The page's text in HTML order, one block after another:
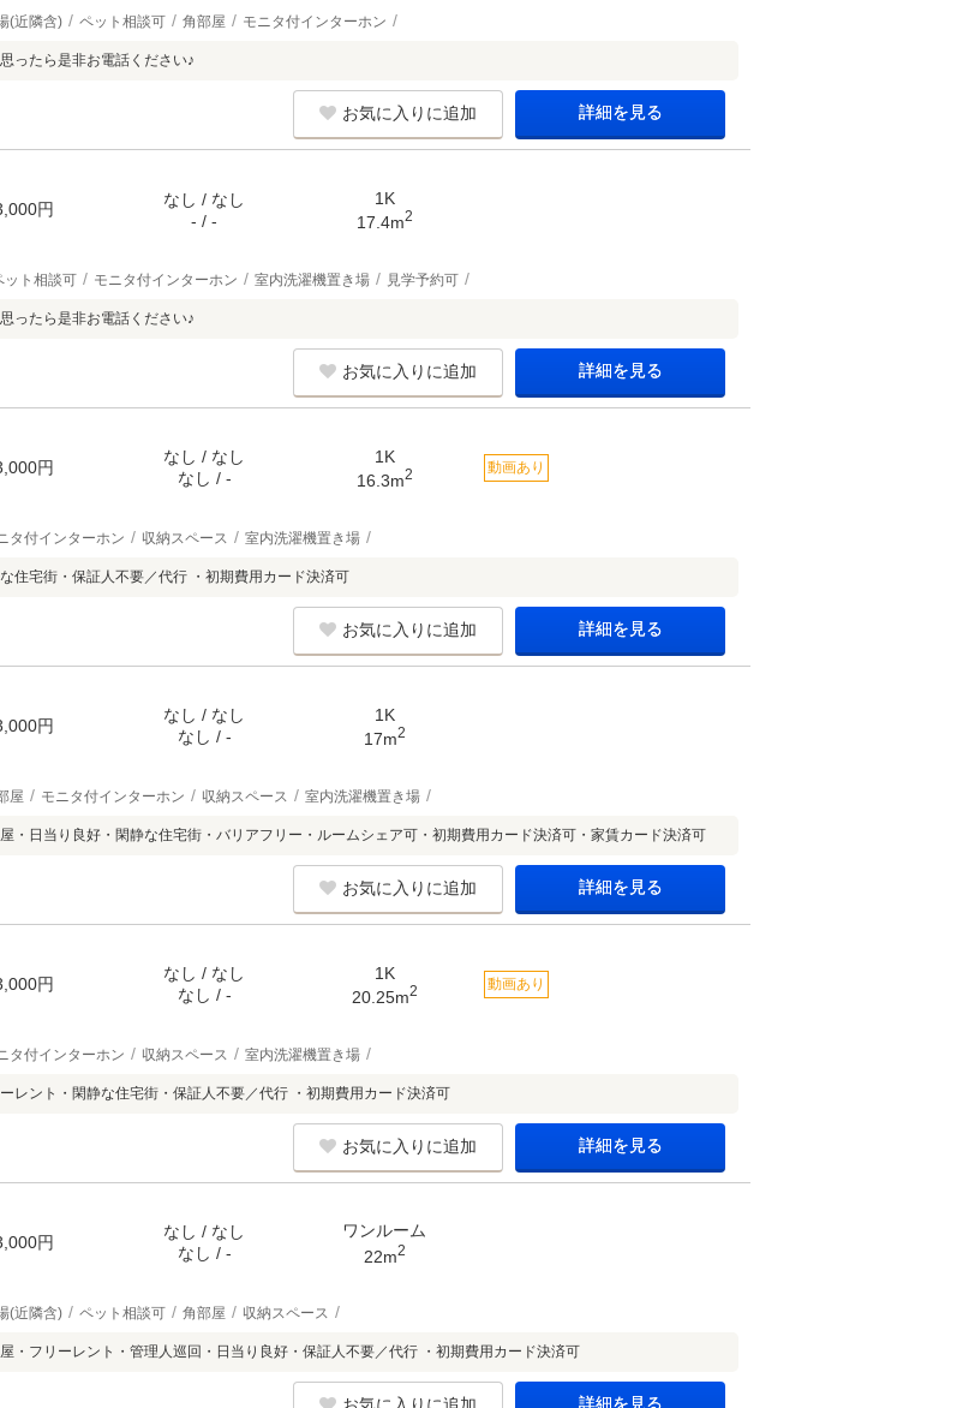
(近隣含) ペット相談可 角部屋 モニタ付インターホン
ったら是非お電話ください♪
お気に入りに追加 詳細を見る
円
なし / なし
- / -
1K
17.4m2
ット相談可 モニタ付インターホン 室内洗濯機置き場 見学予約可
ったら是非お電話ください♪
お気に入りに追加 詳細を見る
円
なし / なし
なし / -
1K
16.3m2 動画あり
タ付インターホン 収納スペース 室内洗濯機置き場
住宅街・保証人不要／代行 ・初期費用カード決済可
お気に入りに追加 詳細を見る
円
なし / なし
なし / -
1K
17m2
屋 モニタ付インターホン 収納スペース 室内洗濯機置き場
・日当り良好・閑静な住宅街・バリアフリー・ルームシェア可・初期費用カード決済可・家賃カード決済可
お気に入りに追加 詳細を見る
円
なし / なし
なし / -
1K
20.25m2 動画あり
タ付インターホン 収納スペース 室内洗濯機置き場
レント・閑静な住宅街・保証人不要／代行 ・初期費用カード決済可
お気に入りに追加 詳細を見る
円
なし / なし
なし / -
ワンルーム
22m2
(近隣含) ペット相談可 角部屋 収納スペース
・フリーレント・管理人巡回・日当り良好・保証人不要／代行 ・初期費用カード決済可
詳細を見る